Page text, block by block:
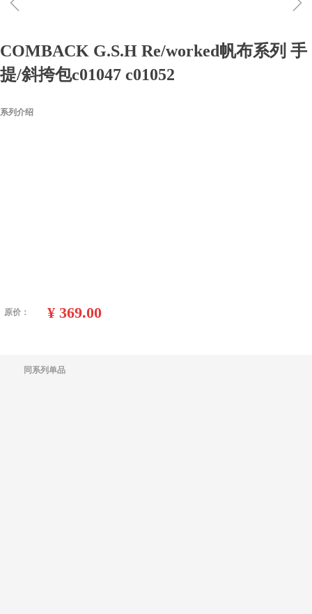
COMBACK G.S.H Re/worked帆布系列 手
提/斜挎包c01047 c01052
原价： ¥ 369.00
同系列单品
系列介绍